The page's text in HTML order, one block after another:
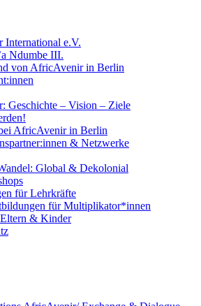
e.V.
Ndumbe III.
von AfricAvenir in Berlin
Geschichte – Vision – Ziele
AfricAvenir in Berlin
& Netzwerke
Global & Dekolonial
für Lehrkräfte
für Multiplikator*innen
& Kinder